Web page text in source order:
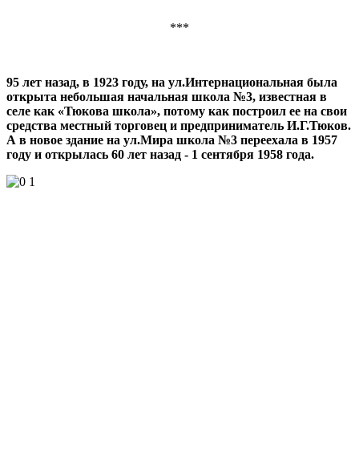
***
95 лет назад, в 1923 году, на ул.Интернациональная была
открыта небольшая начальная школа №3, известная в
селе как «Тюкова школа», потому как построил ее на свои
средства местный торговец и предприниматель И.Г.Тюков.
А в новое здание на ул.Мира школа №3 переехала в 1957
году и открылась 60 лет назад - 1 сентября 1958 года.